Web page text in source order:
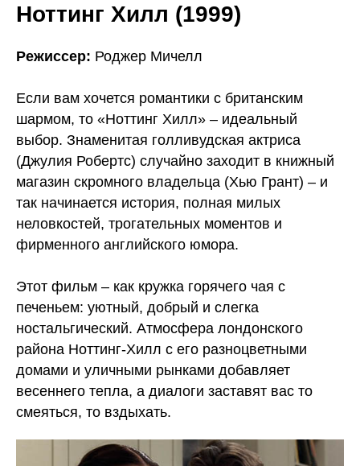
Ноттинг Хилл (1999)
Режиссер: Роджер Мичелл
Если вам хочется романтики с британским
шармом, то «Ноттинг Хилл» – идеальный
выбор. Знаменитая голливудская актриса
(Джулия Робертс) случайно заходит в книжный
магазин скромного владельца (Хью Грант) – и
так начинается история, полная милых
неловкостей, трогательных моментов и
фирменного английского юмора.
Этот фильм – как кружка горячего чая с
печеньем: уютный, добрый и слегка
ностальгический. Атмосфера лондонского
района Ноттинг-Хилл с его разноцветными
домами и уличными рынками добавляет
весеннего тепла, а диалоги заставят вас то
смеяться, то вздыхать.